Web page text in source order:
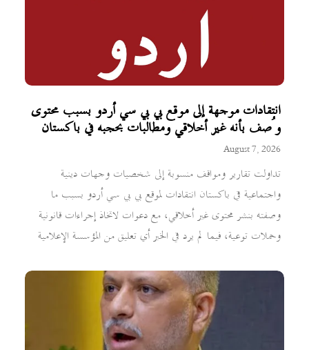
انتقادات موجهة إلى موقع بي بي سي أردو بسبب محتوى
وُصف بأنه غير أخلاقي ومطالبات بحجبه في باكستان
August 7, 2026
تداولت تقارير ومواقف منسوبة إلى شخصيات وجهات دينية
واجتماعية في باكستان انتقادات لموقع بي بي سي أردو بسبب ما
وصفته بنشر محتوى غير أخلاقي، مع دعوات لاتخاذ إجراءات قانونية
وحملات توعية، فيما لم يرد في الخبر أي تعليق من المؤسسة الإعلامية